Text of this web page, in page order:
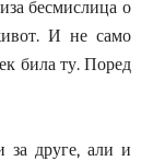
бесмислица о
И не само
била ту. Поред
за друге, али и